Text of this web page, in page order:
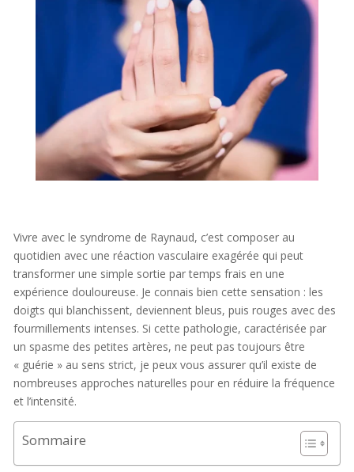
Vivre avec le syndrome de Raynaud, c’est composer au
quotidien avec une réaction vasculaire exagérée qui peut
transformer une simple sortie par temps frais en une
expérience douloureuse. Je connais bien cette sensation : les
doigts qui blanchissent, deviennent bleus, puis rouges avec des
fourmillements intenses. Si cette pathologie, caractérisée par
un spasme des petites artères, ne peut pas toujours être
« guérie » au sens strict, je peux vous assurer qu’il existe de
nombreuses approches naturelles pour en réduire la fréquence
et l’intensité.
Sommaire